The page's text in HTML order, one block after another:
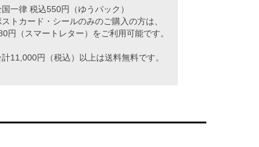
一律 税込550円（ゆうパック）
ード・シールのみのご購入の方は、
円（スマートレター）をご利用可能です。
11,000円（税込）以上は送料無料です。